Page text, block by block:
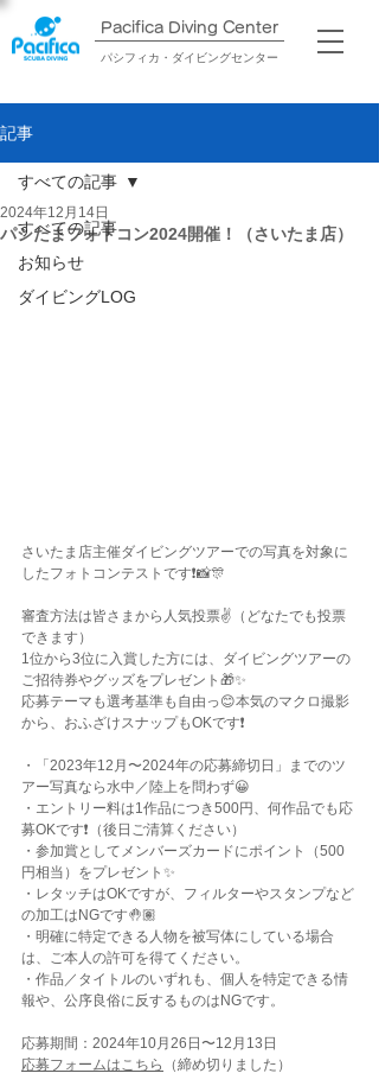
Pacifica Diving Center​
パシフィカ・ダイビングセンター
記事
すべての記事
お知らせ
ダイビングLOG
すべての記事
パシたまフォトコン2024開催！（さいたま店）
2024年12月14日
さいたま店主催ダイビングツアーでの写真を対象に
したフォトコンテストです❗️📸🎊
審査方法は皆さまから人気投票✌️（どなたでも投票
できます）
1位から3位に入賞した方には、ダイビングツアーの
ご招待券やグッズをプレゼント🎁✨
応募テーマも選考基準も自由っ😊本気のマクロ撮影
から、おふざけスナップもOKです❗️
・「2023年12月〜2024年の応募締切日」までのツ
アー写真なら水中／陸上を問わず😀
・エントリー料は1作品につき500円、何作品でも応
募OKです❗️（後日ご清算ください）
・参加賞としてメンバーズカードにポイント（500
円相当）をプレゼント✨
・レタッチはOKですが、フィルターやスタンプなど
の加工はNGです🤚🏽
・明確に特定できる人物を被写体にしている場合
は、ご本人の許可を得てください。
・作品／タイトルのいずれも、個人を特定できる情
報や、公序良俗に反するものはNGです。
応募期間：2024年10月26日〜12月13日
応募フォームはこちら
（締め切りました）